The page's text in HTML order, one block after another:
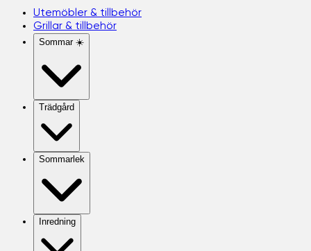
Utemöbler & tillbehör
Grillar & tillbehör
Sommar ☀️
Trädgård
Sommarlek
Inredning